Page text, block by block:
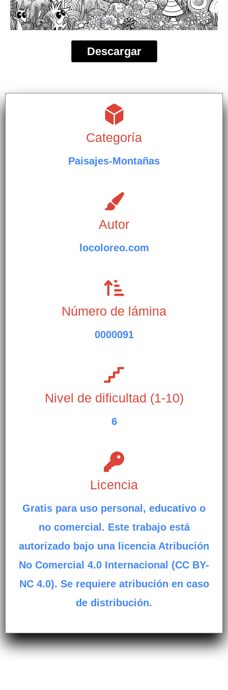
Descargar
Categoría
Paisajes-Montañas
Autor
locoloreo.com
Número de lámina
0000091
Nivel de dificultad (1-10)
6
Licencia
Gratis para uso personal, educativo o
no comercial. Este trabajo está
autorizado bajo una licencia Atribución
No Comercial 4.0 Internacional (CC BY-
NC 4.0). Se requiere atribución en caso
de distribución.